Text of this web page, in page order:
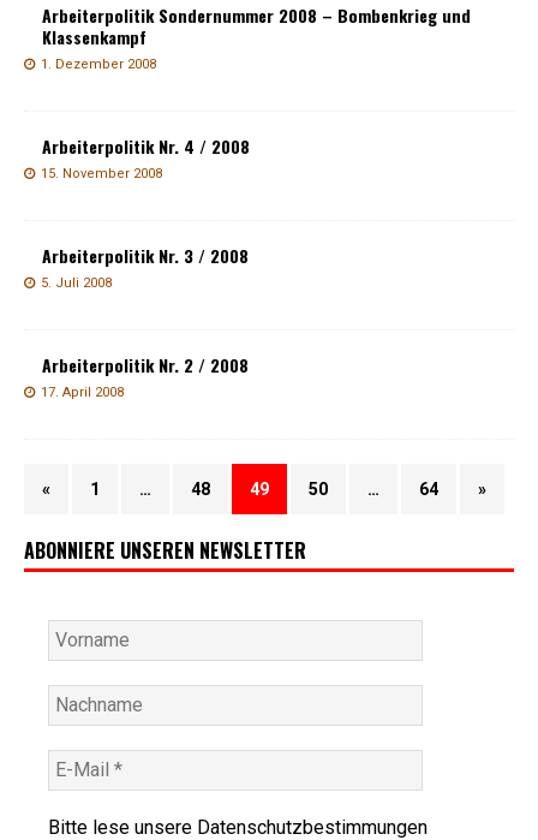
Arbeiterpolitik Sondernummer 2008 – Bombenkrieg und
Klassenkampf
1. Dezember 2008
Arbeiterpolitik Nr. 4 / 2008
15. November 2008
Arbeiterpolitik Nr. 3 / 2008
5. Juli 2008
Arbeiterpolitik Nr. 2 / 2008
17. April 2008
« 1 … 48 49 50 … 64 »
ABONNIERE UNSEREN NEWSLETTER
Bitte lese unsere Datenschutzbestimmungen